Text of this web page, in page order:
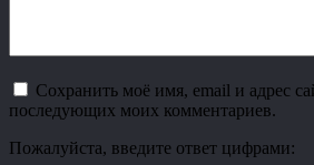
Сохранить моё имя, email и адрес
последующих моих комментариев.
Пожалуйста, введите ответ цифрами: